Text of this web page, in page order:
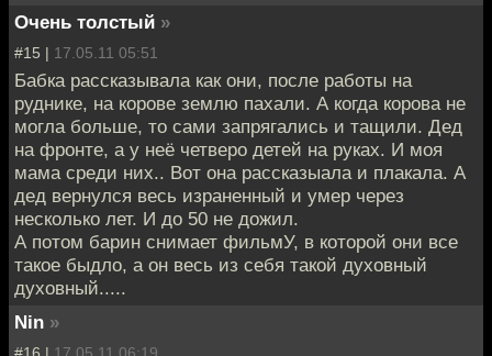
Очень толстый »
#15 | 17.05.11 05:51
Бабка рассказывала как они, после работы на
руднике, на корове землю пахали. А когда корова не
могла больше, то сами запрягались и тащили. Дед
на фронте, а у неё четверо детей на руках. И моя
мама среди них.. Вот она рассказыала и плакала. А
дед вернулся весь израненный и умер через
несколько лет. И до 50 не дожил.
А потом барин снимает фильмУ, в которой они все
такое быдло, а он весь из себя такой духовный
духовный.....
Nin »
#16 | 17.05.11 06:19